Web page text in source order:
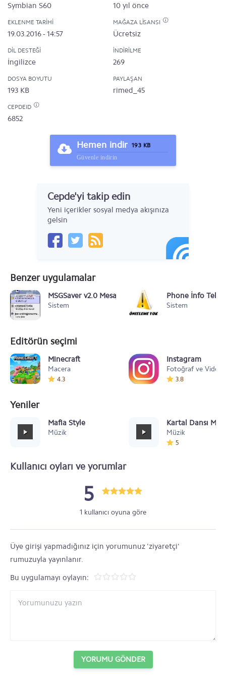
Symbian S60 10 yıl önce
EKLENME TARIHI
19.03.2016 - 14:57
MAĞAZA LISANSI
Ücretsiz
DIL DESTEĞI
İngilizce
İNDIRILME
269
DOSYA BOYUTU
193 KB
PAYLAŞAN
rimed_45
CEPDEID
6852
Hemen indir 193 KB
Güvenle indirin
Cepde'yi takip edin
Yeni içerikler sosyal medya akışınıza
gelsin
Benzer uygulamalar
MSGSaver v2.0 Mesajları Metin Belgesi Haline
Sistem
Phone İnfo
Sistem
Editörün seçimi
Minecraft
Macera
4.3
Instagram
Fotoğraf ve Video
3.8
Yeniler
Mafia Style
Müzik
Kartal Dansı
Müzik
5
Kullanıcı oyları ve yorumlar
5
1 kullanıcı oyuna göre
Üye girişi yapmadığınız için yorumunuz 'ziyaretçi'
rumuzuyla yayınlanır.
Bu uygulamayı oylayın:
YORUMU GÖNDER